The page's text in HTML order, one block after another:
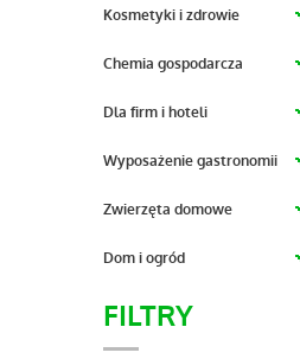
Kosmetyki i zdrowie
Chemia gospodarcza
Dla firm i hoteli
Wyposażenie gastronomii
Zwierzęta domowe
Dom i ogród
FILTRY